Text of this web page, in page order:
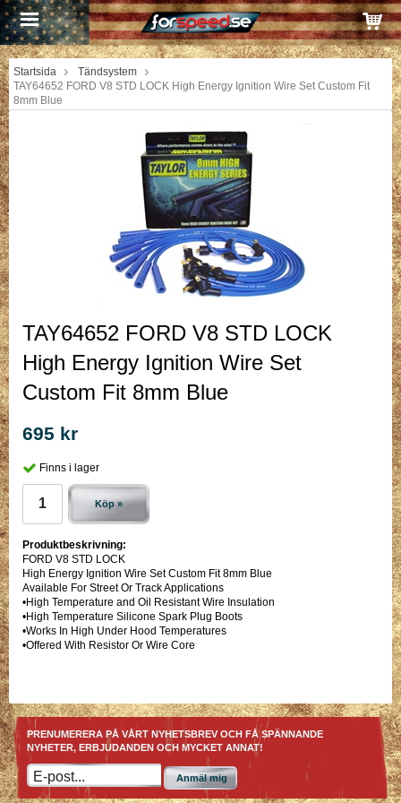
Startsida
Tändsystem
TAY64652 FORD V8 STD LOCK High Energy Ignition Wire Set Custom Fit
8mm Blue
TAY64652 FORD V8 STD LOCK
High Energy Ignition Wire Set
Custom Fit 8mm Blue
695 kr
Finns i lager
Köp »
Produktbeskrivning:
FORD V8 STD LOCK
High Energy Ignition Wire Set Custom Fit 8mm Blue
Available For Street Or Track Applications
•High Temperature and Oil Resistant Wire Insulation
•High Temperature Silicone Spark Plug Boots
•Works In High Under Hood Temperatures
•Offered With Resistor Or Wire Core
PRENUMERERA PÅ VÅRT NYHETSBREV OCH FÅ SPÄNNANDE
NYHETER, ERBJUDANDEN OCH MYCKET ANNAT!
Anmäl mig